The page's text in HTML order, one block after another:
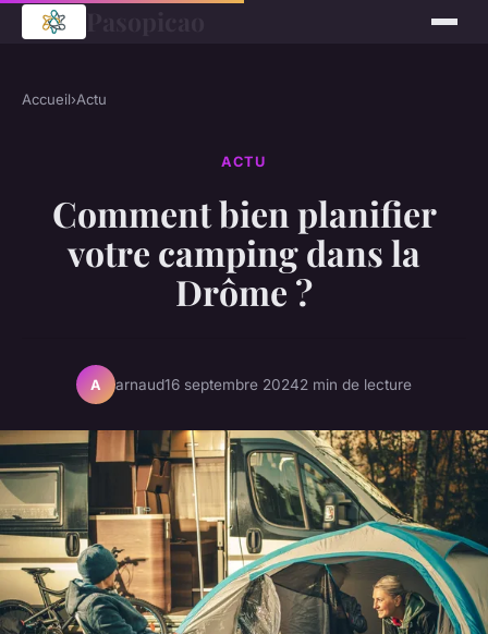
Accueil›Actu
ACTU
Comment bien planifier
votre camping dans la
Drôme ?
A arnaud16 septembre 20242 min de lecture